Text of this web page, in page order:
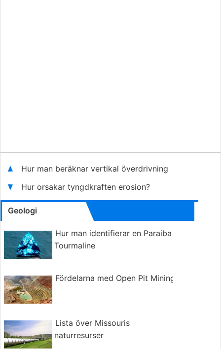
Hur man beräknar vertikal överdrivning
Hur orsakar tyngdkraften erosion?
Geologi
Hur man identifierar en Paraiba
Tourmaline
Fördelarna med Open Pit Mining
Lista över Missouris
naturresurser